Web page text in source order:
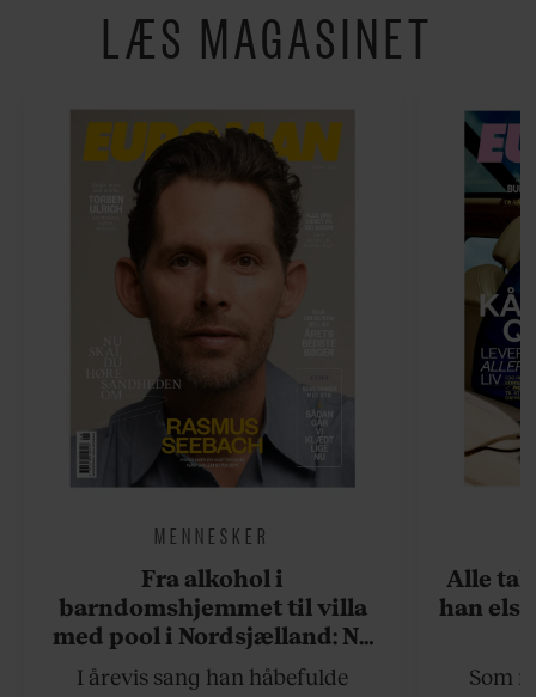
LÆS MAGASINET
MENNESKER
Fra alkohol i
barndomshjemmet til villa
med pool i Nordsjælland: Nu
skal du høre sandheden om
I årevis sang han håbefulde
Alle
han
Som